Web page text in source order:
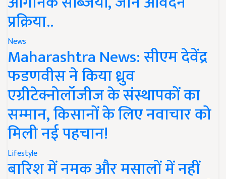
प्रक्रिया..
News
Maharashtra News: सीएम देवेंद्र
फडणवीस ने किया ध्रुव
एग्रीटेक्नोलॉजीज के संस्थापकों का
सम्मान, किसानों के लिए नवाचार को
मिली नई पहचान!
Lifestyle
बारिश में नमक और मसालों में नहीं